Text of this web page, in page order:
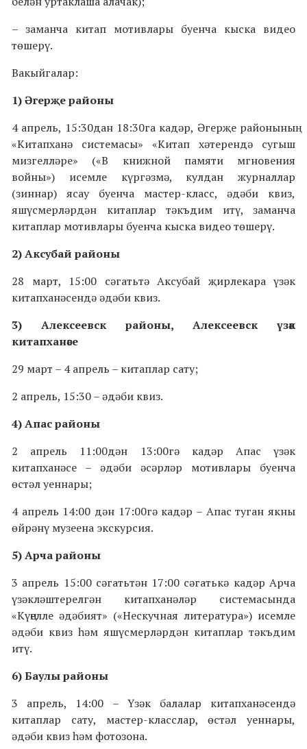
– заманча китап мотивлары буенча кыска видео
төшерү.
Вакыйгалар:
1) Әгерҗе районы
4 апрель, 15:30дан 18:30га кадәр, Әгерҗе районының
«Китапханә системасы» «Китап хәтерендә сугыш
мизгелләре» («В книжной памяти мгновения
войны») исемле күргәзмә, кулдан журналлар
(зиннар) ясау буенча мастер-класс, әдәби квиз,
яшүсмерләрдән китаплар тәкъдим итү, заманча
китаплар мотивлары буенча кыска видео төшерү.
2) Аксубай районы
28 март, 15:00 сәгатьтә Аксубай җирлекара үзәк
китапханәсендә әдәби квиз.
3) Алексеевск районы, Алексеевск үзәк
китапханәсе
29 март – 4 апрель – китаплар сату;
2 апрель, 15:30 – әдәби квиз.
4) Апас районы
2 апрель 11:00дән 13:00гә кадәр Апас үзәк
китапханәсе – әдәби әсәрләр мотивлары буенча
өстәл уеннары;
4 апрель 14:00 дән 17:00гә кадәр – Апас туган якны
өйрәнү музеена экскурсия.
5) Арча районы
3 апрель 15:00 сәгатьтән 17:00 сәгатькә кадәр Арча
үзәкләштерелгән китапханәләр системасында
«Күңелле әдәбият» («Нескучная литература») исемле
әдәби квиз һәм яшүсмерләрдән китаплар тәкъдим
итү.
6) Баулы районы
3 апрель, 14:00 – Үзәк балалар китапханәсендә
китаплар сату, мастер-класслар, өстәл уеннары,
әдәби квиз һәм фотозона.